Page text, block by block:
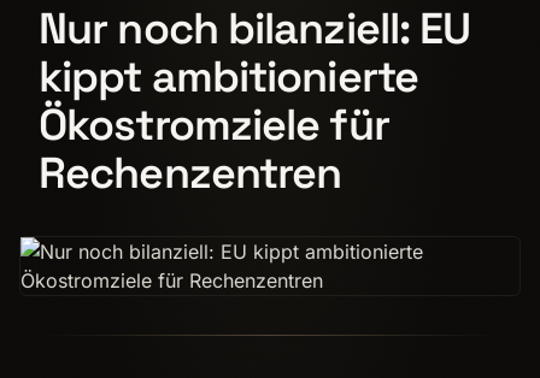
Nur noch bilanziell: EU
kippt ambitionierte
Ökostromziele für
Rechenzentren